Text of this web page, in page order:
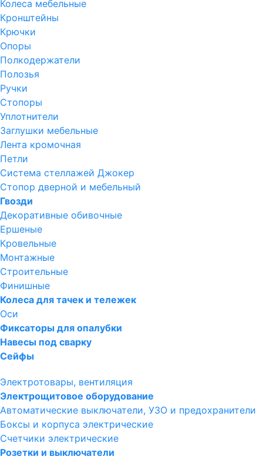
Колеса мебельные
Кронштейны
Крючки
Опоры
Полкодержатели
Полозья
Ручки
Стопоры
Уплотнители
Заглушки мебельные
Лента кромочная
Петли
Система стеллажей Джокер
Стопор дверной и мебельный
Гвозди
Декоративные обивочные
Ершеные
Кровельные
Монтажные
Строительные
Финишные
Колеса для тачек и тележек
Оси
Фиксаторы для опалубки
Навесы под сварку
Сейфы
Электротовары, вентиляция
Электрощитовое оборудование
Автоматические выключатели, УЗО и предохранители
Боксы и корпуса электрические
Счетчики электрические
Розетки и выключатели